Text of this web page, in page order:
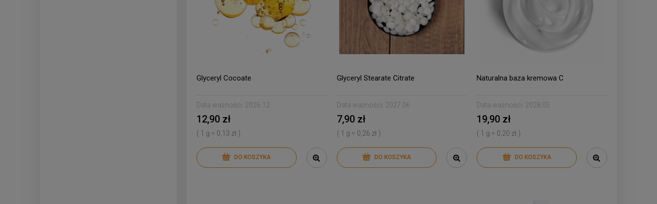
Glyceryl Cocoate
Data ważności: 2026.12
12,90 zł
( 1 g = 0,13 zł )
DO KOSZYKA
Glyceryl Stearate Citrate
Data ważności: 2027.06
7,90 zł
( 1 g = 0,26 zł )
DO KOSZYKA
Naturalna baza kremowa C
Data ważności: 2028.05
19,90 zł
( 1 g = 0,20 zł )
DO KOSZYKA